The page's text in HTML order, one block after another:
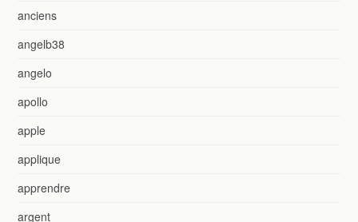
anciens
angelb38
angelo
apollo
apple
applique
apprendre
argent